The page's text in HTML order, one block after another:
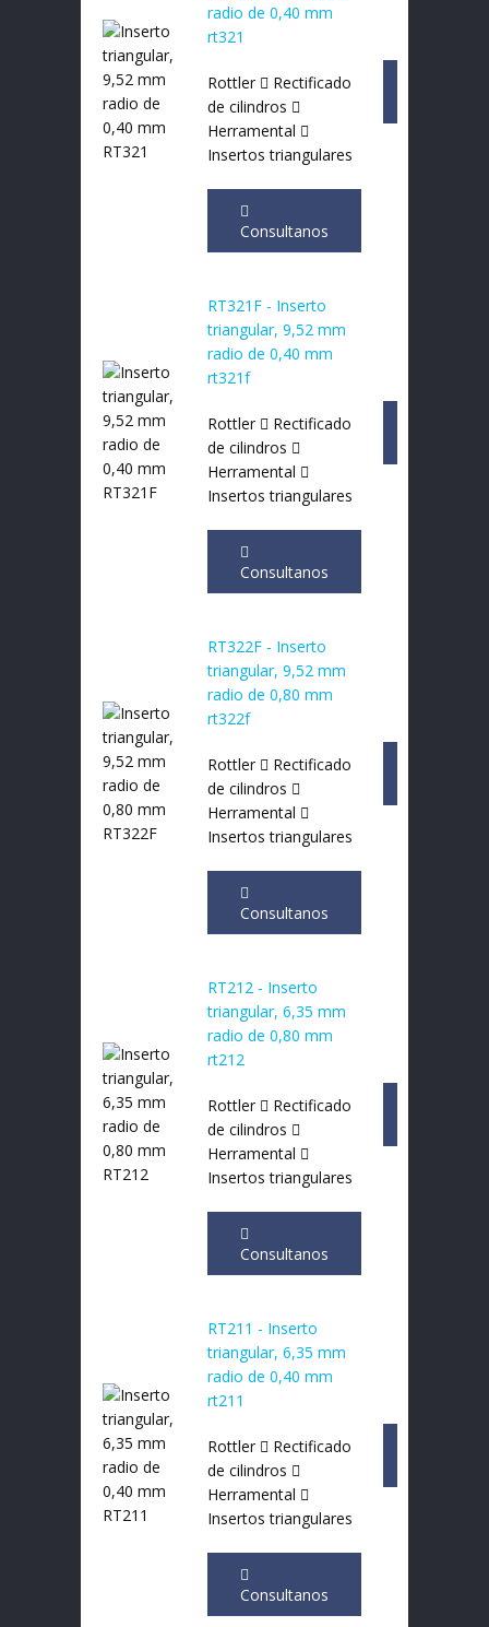
radio de 0,40 mm
rt321
Rottler
Rectificado
de cilindros
Herramental
Insertos triangulares
Consultanos
RT321F - Inserto
triangular, 9,52 mm
radio de 0,40 mm
rt321f
Rottler
Rectificado
de cilindros
Herramental
Insertos triangulares
Consultanos
RT322F - Inserto
triangular, 9,52 mm
radio de 0,80 mm
rt322f
Rottler
Rectificado
de cilindros
Herramental
Insertos triangulares
Consultanos
RT212 - Inserto
triangular, 6,35 mm
radio de 0,80 mm
rt212
Rottler
Rectificado
de cilindros
Herramental
Insertos triangulares
Consultanos
RT211 - Inserto
triangular, 6,35 mm
radio de 0,40 mm
rt211
Rottler
Rectificado
de cilindros
Herramental
Insertos triangulares
Consultanos